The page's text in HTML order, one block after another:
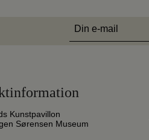
E-
Kunstpavillon
Sørensen Museum